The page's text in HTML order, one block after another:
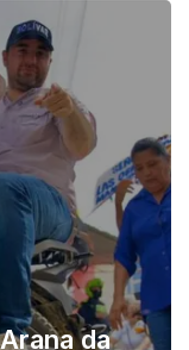
da